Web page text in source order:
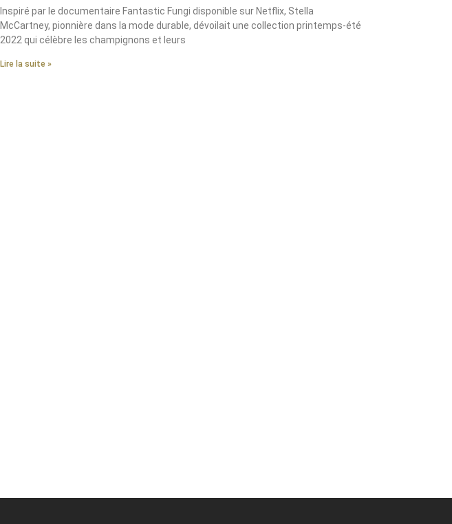
Inspiré par le documentaire Fantastic Fungi disponible sur Netflix, Stella
McCartney, pionnière dans la mode durable, dévoilait une collection printemps-été
2022 qui célèbre les champignons et leurs
Lire la suite »